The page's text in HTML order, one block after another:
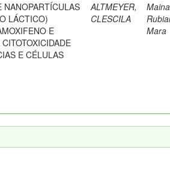
NANOPARTÍCULAS
LÁCTICO)
E
E CÉLULAS
ALTMEYER,
CLESCILA
Mara